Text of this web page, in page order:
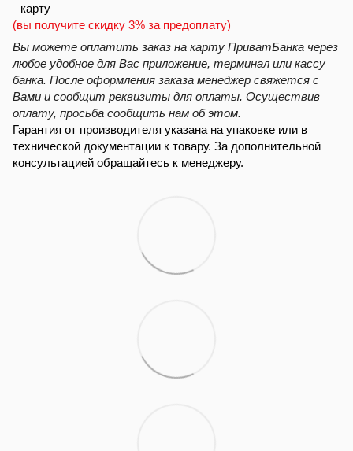
(вы получите скидку 3% за предоплату)
Вы можете оплатить заказ на карту ПриватБанка через
любое удобное для Вас приложение, терминал или кассу
банка. После оформления заказа менеджер свяжется с
Вами и сообщит реквизиты для оплаты. Осуществив
оплату, просьба сообщить нам об этом.
Гарантия от производителя указана на упаковке или в
технической документации к товару. За дополнительной
консультацией обращайтесь к менеджеру.